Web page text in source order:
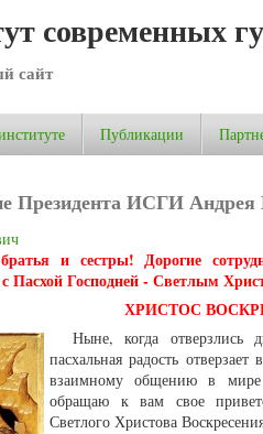
современных
сайт
Публикации
Президента ИСГИ
и сестры! Дорогие
Пасхой Господней - Светлым
ХРИСТОС
Ныне, когда отверзлись
пасхальная радость
взаимному общению в
обращаю к вам свое
Светлого Христова